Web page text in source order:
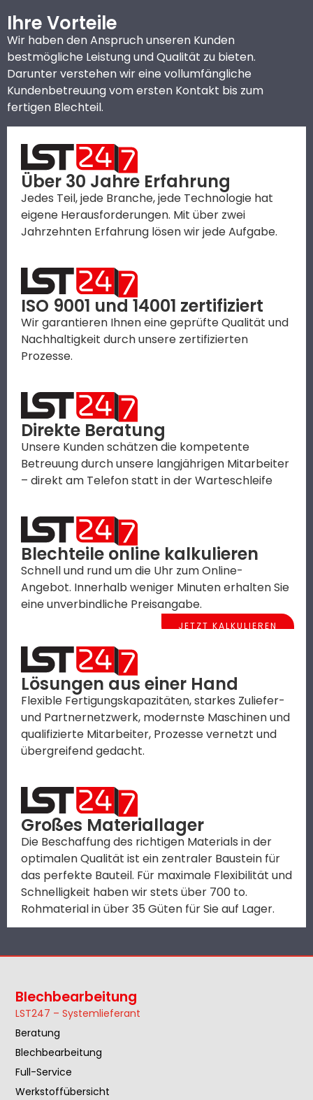
Ihre Vorteile
Wir haben den Anspruch unseren Kunden
bestmögliche Leistung und Qualität zu bieten.
Darunter verstehen wir eine vollumfängliche
Kundenbetreuung vom ersten Kontakt bis zum
fertigen Blechteil.
Über 30 Jahre Erfahrung
Jedes Teil, jede Branche, jede Technologie hat
eigene Herausforderungen. Mit über zwei
Jahrzehnten Erfahrung lösen wir jede Aufgabe.
ISO 9001 und 14001 zertifiziert
Wir garantieren Ihnen eine geprüfte Qualität und
Nachhaltigkeit durch unsere zertifizierten
Prozesse.
Direkte Beratung
Unsere Kunden schätzen die kompetente
Betreuung durch unsere langjährigen Mitarbeiter
– direkt am Telefon statt in der Warteschleife
Blechteile online kalkulieren
Schnell und rund um die Uhr zum Online-
Angebot. Innerhalb weniger Minuten erhalten Sie
eine unverbindliche Preisangabe.
JETZT KALKULIEREN
Lösungen aus einer Hand
Flexible Fertigungskapazitäten, starkes Zuliefer-
und Partnernetzwerk, modernste Maschinen und
qualifizierte Mitarbeiter, Prozesse vernetzt und
übergreifend gedacht.
Großes Material­lager
Die Beschaffung des richtigen Materials in der
optimalen Qualität ist ein zentraler Baustein für
das perfekte Bauteil. Für maximale Flexibilität und
Schnelligkeit haben wir stets über 700 to.
Rohmaterial in über 35 Güten für Sie auf Lager.
Blechbearbeitung
LST247 – Systemlieferant
Beratung
Blechbearbeitung
Full-Service
Werkstoffübersicht